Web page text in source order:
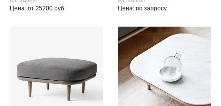
Цена: от 25200 руб.
Цена: по запросу